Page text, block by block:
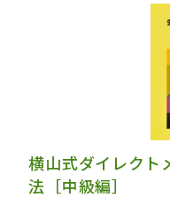
横山式ダイレク
法［中級編］